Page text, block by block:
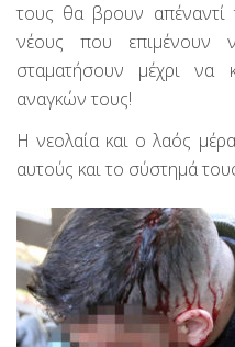
τους θα βρουν απέναντί
νέους που επιμένουν
σταματήσουν μέχρι να
αναγκών τους!
Η νεολαία και ο λαός
αυτούς και το σύστημά